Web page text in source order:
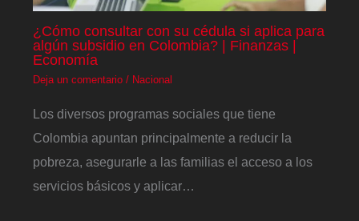
¿Cómo consultar con su cédula si aplica para
algún subsidio en Colombia? | Finanzas |
Economía
Deja un comentario / Nacional
Los diversos programas sociales que tiene
Colombia apuntan principalmente a reducir la
pobreza, asegurarle a las familias el acceso a los
servicios básicos y aplicar…